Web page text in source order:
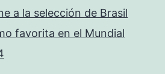
a la selección de Brasil
favorita en el Mundial